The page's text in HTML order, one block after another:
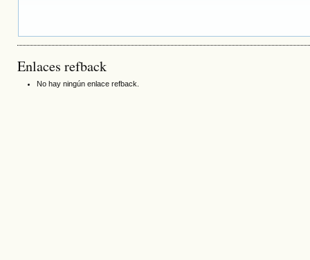
Enlaces refback
No hay ningún enlace refback.